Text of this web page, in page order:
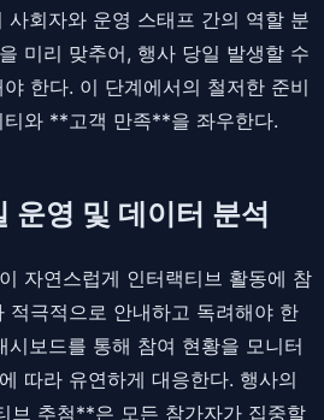
사회자와 운영 스태프 간의 역할 분
미리 맞추어, 행사 당일 발생할 수
한다. 이 단계에서의 철저한 준비
와 **고객 만족**을 좌우한다.
운영 및 데이터 분석
자연스럽게 인터랙티브 활동에 참
적극적으로 안내하고 독려해야 한
시보드를 통해 참여 현황을 모니터
따라 유연하게 대응한다. 행사의
브 추첨**은 모든 참가자가 집중할